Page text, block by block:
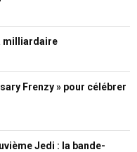
milliardaire
Frenzy » pour célébrer
Jedi : la bande-